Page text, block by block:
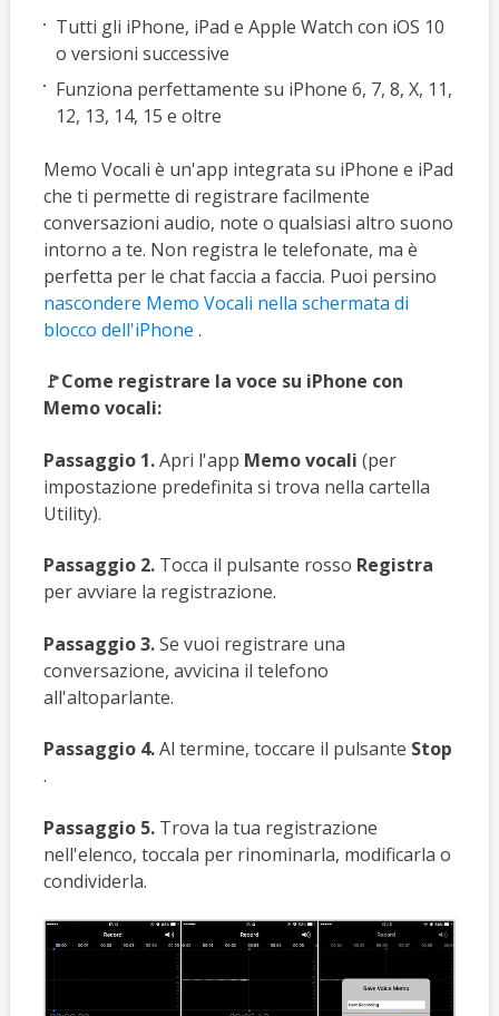
Tutti gli iPhone, iPad e Apple Watch con iOS 10
o versioni successive
Funziona perfettamente su iPhone 6, 7, 8, X, 11,
12, 13, 14, 15 e oltre
Memo Vocali è un'app integrata su iPhone e iPad
che ti permette di registrare facilmente
conversazioni audio, note o qualsiasi altro suono
intorno a te. Non registra le telefonate, ma è
perfetta per le chat faccia a faccia. Puoi persino
nascondere Memo Vocali nella schermata di
blocco dell'iPhone .
🚩Come registrare la voce su iPhone con
Memo vocali:
Passaggio 1.Apri l'app Memo vocali (per
impostazione predefinita si trova nella cartella
Utility).
Passaggio 2.Tocca il pulsante rosso Registra
per avviare la registrazione.
Passaggio 3.Se vuoi registrare una
conversazione, avvicina il telefono
all'altoparlante.
Passaggio 4.Al termine, toccare il pulsante Stop
.
Passaggio 5.Trova la tua registrazione
nell'elenco, toccala per rinominarla, modificarla o
condividerla.